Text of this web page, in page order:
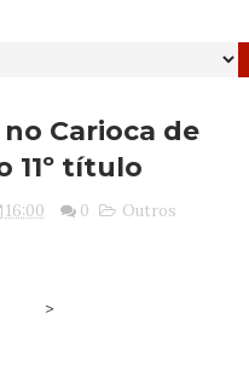
Carioca de
11º título
16:00 0
Outros
>